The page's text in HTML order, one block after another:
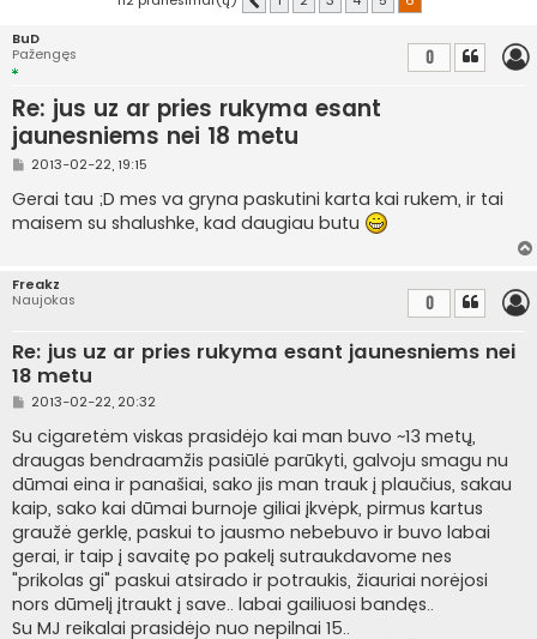
BuD
Pažengęs
Re: jus uz ar pries rukyma esant
jaunesniems nei 18 metu
0
S
a
n
d
i
n
2013-02-22, 19:15
Gerai tau ;D mes va gryna paskutini karta kai rukem, ir tai
maisem su shalushke, kad daugiau butu
Freakz
Naujokas
Re: jus uz ar pries rukyma esant jaunesniems nei
18 metu
0
S
a
n
d
a
r
t
i
n
ė
2013-02-22, 20:32
Su cigaretėm viskas prasidėjo kai man buvo ~13 metų,
draugas bendraamžis pasiūlė parūkyti, galvoju smagu nu
dūmai eina ir panašiai, sako jis man trauk į plaučius, sakau
kaip, sako kai dūmai burnoje giliai įkvėpk, pirmus kartus
graužė gerklę, paskui to jausmo nebebuvo ir buvo labai
gerai, ir taip į savaitę po pakelį sutraukdavome nes
"prikolas gi" paskui atsirado ir potraukis, žiauriai norėjosi
nors dūmelį įtraukt į save.. labai gailiuosi bandęs..
Su MJ reikalai prasidėjo nuo nepilnai 15..